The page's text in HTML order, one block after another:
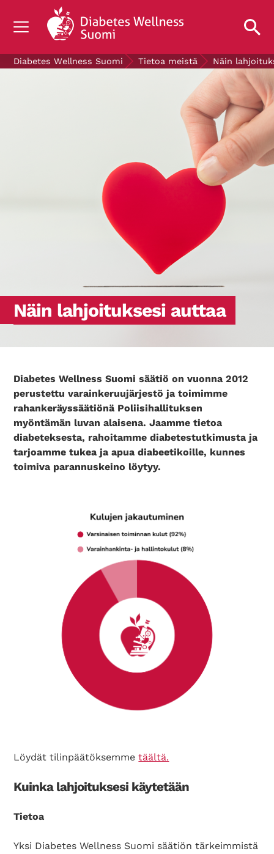
TIETOA DIABETEKSESTA
Mittaa verensokerisi
Diabetes Wellness Suomi Tietoa meistä Näin
Näin lahjoituksesi auttaa
Diabetes Wellness Suomi säätiö on vuonna 2012
perustettu varainkeruujärjestö ja toimimme
rahankeräyssäätiönä Poliisihallituksen
myöntämän luvan alaisena. Jaamme tietoa
diabeteksesta, rahoitamme diabetestutkimusta ja
tarjoamme tukea ja apua diabeetikoille, kunnes
toimiva parannuskeino löytyy.
Löydät tilinpäätöksemme täältä.
Kuinka lahjoituksesi käytetään
Tietoa
Yksi Diabetes Wellness Suomi säätiön tärkeimmistä